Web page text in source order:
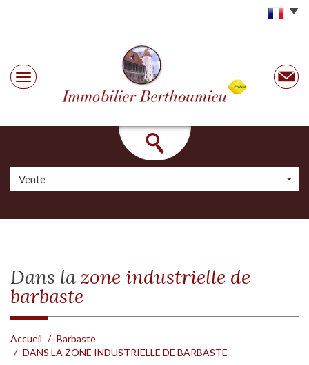
Vente
dans lazone industrielle de
barbaste
Accueil
Barbaste
DANS LA ZONE INDUSTRIELLE DE BARBASTE